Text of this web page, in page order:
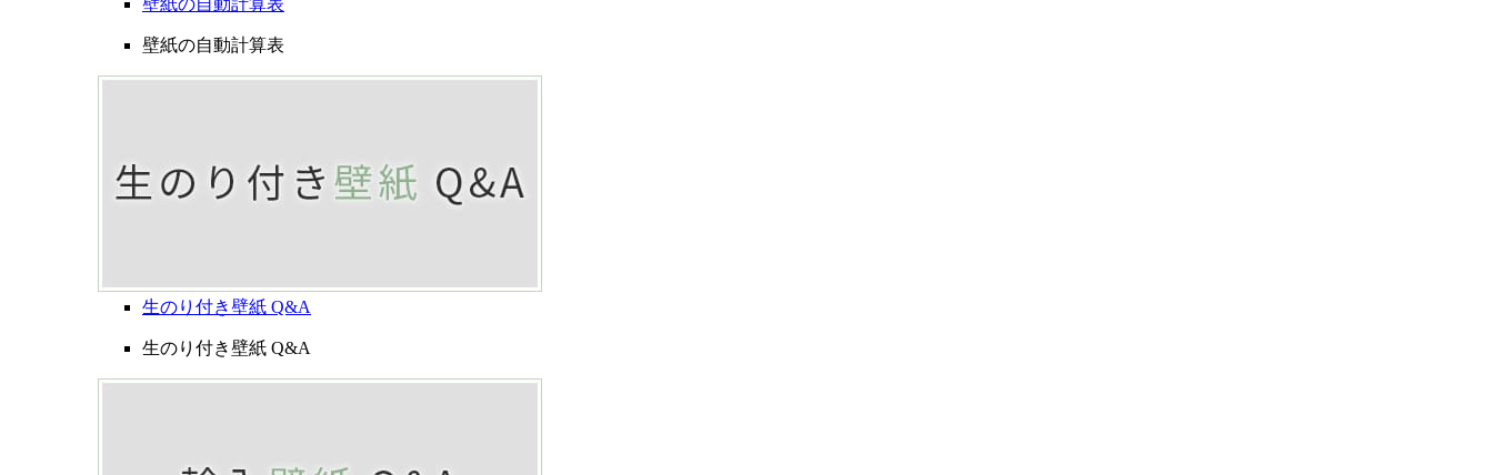
壁紙の自動計算表
生のり付き壁紙 Q&A
生のり付き壁紙 Q&A